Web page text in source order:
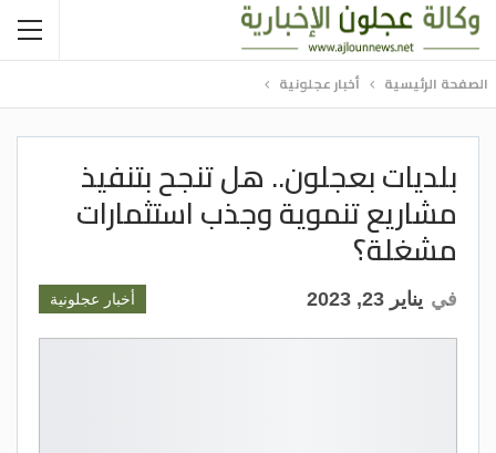
الصفحة الرئيسية أخبار عجلونية
بلديات بعجلون.. هل تنجح بتنفيذ
مشاريع تنموية وجذب استثمارات
مشغلة؟
أخبار عجلونية في يناير 23, 2023